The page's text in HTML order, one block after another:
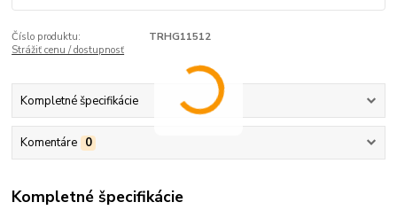
Číslo produktu:
TRHG11512
Strážiť cenu / dostupnosť
Kompletné špecifikácie
Komentáre 0
Kompletné špecifikácie